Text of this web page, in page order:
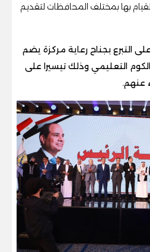
بها بمختلف المحافظات لتقديم
التبرع بجناح رعاية مركزة يضم
التعليمي وذلك تيسيرا على
عنهم.